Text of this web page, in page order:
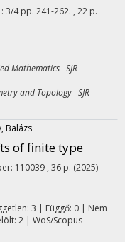
: 3/4 pp. 241-262. , 22 p.
Mathematics SJR
and Topology SJR
Balázs
of finite type
110039 , 36 p. (2025)
3 | Függő: 0 | Nem
2 | WoS/Scopus